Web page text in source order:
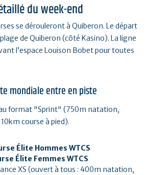
du week-end
se dérouleront à Quiberon. Le départ
de Quiberon (côté Kasino). La ligne
l’espace Louison Bobet pour toutes
mondiale entre en piste
format "Sprint" (750m natation,
course à pied).
Élite Hommes WTCS
Élite Femmes WTCS
XS (ouvert à tous : 400m natation,